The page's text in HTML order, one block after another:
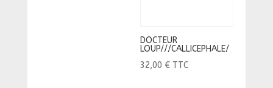
DOCTEUR
LOUP///CALLICEPHALE/
32,00 € TTC